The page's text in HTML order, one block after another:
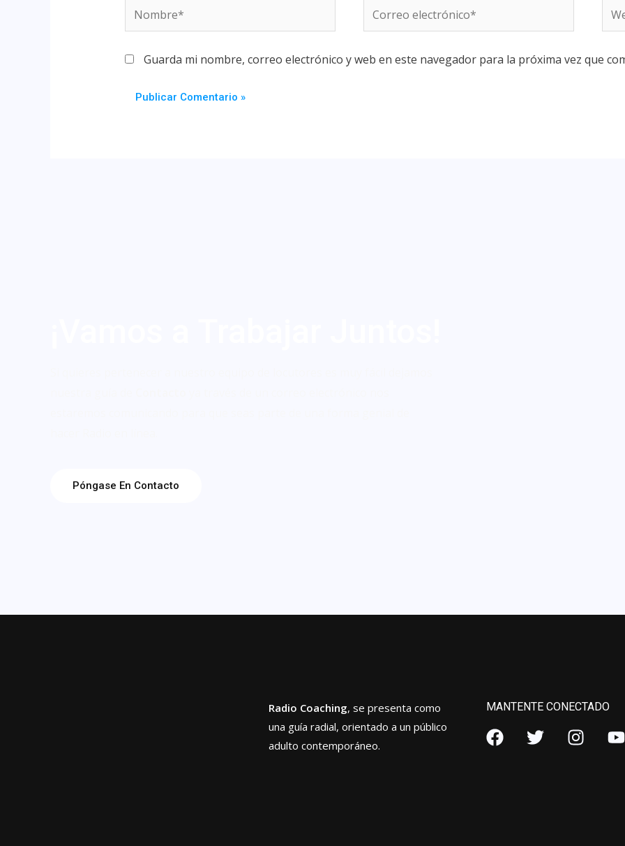
Guarda mi nombre, correo electrónico y web en este navegador para la próxima vez que
Póngase En Contacto
Radio Coaching, se presenta como
una guía radial, orientado a un público
adulto contemporáneo.
MANTENTE CONECTADO